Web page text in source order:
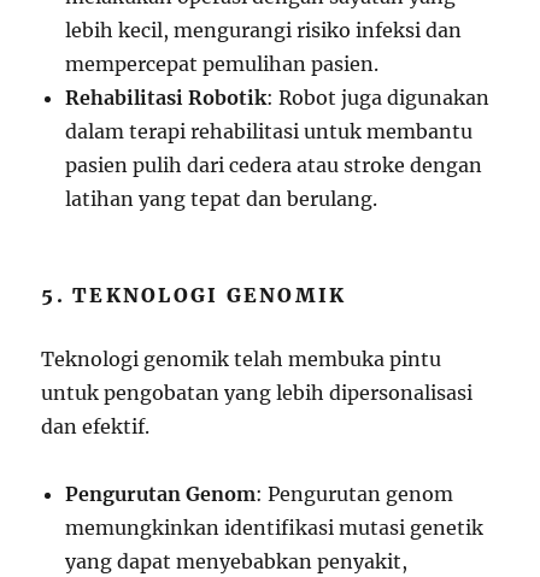
lebih kecil, mengurangi risiko infeksi dan
mempercepat pemulihan pasien.
Rehabilitasi Robotik: Robot juga digunakan
dalam terapi rehabilitasi untuk membantu
pasien pulih dari cedera atau stroke dengan
latihan yang tepat dan berulang.
5. TEKNOLOGI GENOMIK
Teknologi genomik telah membuka pintu
untuk pengobatan yang lebih dipersonalisasi
dan efektif.
Pengurutan Genom: Pengurutan genom
memungkinkan identifikasi mutasi genetik
yang dapat menyebabkan penyakit,